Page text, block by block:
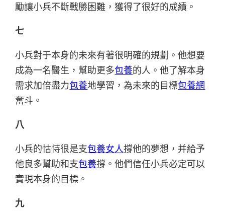
勵讓小兵不斷戰勝困難，獲得了很好的成績。
七
小兵對于本身的未來有著很明確的規劃。他想要
成為一名醫生，幫助更多包養的人。他了解本身
需求加倍盡力包養地學習，為未來的目標包養網
奮斗。
八
小兵的怙恃很是支包養女人撐他的夢想，并給予
他良多幫助和支包養撐。他們信任小兵必定可以
實現本身的目標。
九